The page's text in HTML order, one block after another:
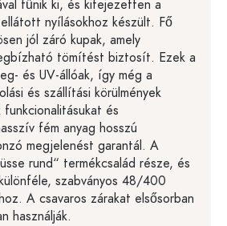
tűnik ki, és kifejezetten a
nyílásokhoz készült. Fő
jól záró kupak, amely
tömítést biztosít. Ezek a
és UV-állóak, így még a
és szállítási körülmények
és
fém anyag hosszú
megjelenést garantál. A
rund“ termékcsalád része, és
szabványos 48/400
A csavaros zárakat elsősorban
használják.